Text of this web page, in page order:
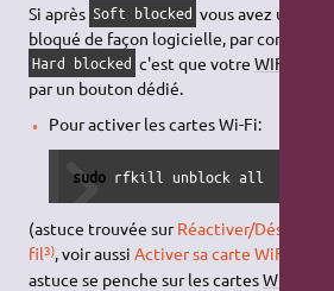
Si après Soft blocked vous avez un
bloqué de façon logicielle, par contre si
Hard blocked c'est que votreWIFI
par un bouton dédié.
Pour activer les cartes Wi-Fi:
sudo rfkill unblock all
(astuce trouvée surRéactiver/Désactiver
fil3), voir aussiActiver sa carte WiFi sous
astuce se penche sur les cartesWIFI